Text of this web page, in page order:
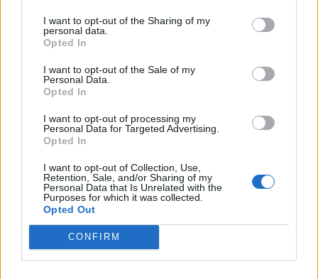
I want to opt-out of the Sharing of my
personal data.
Opted In
I want to opt-out of the Sale of my
Personal Data.
Opted In
I want to opt-out of processing my
Personal Data for Targeted Advertising.
Opted In
I want to opt-out of Collection, Use,
Retention, Sale, and/or Sharing of my
Personal Data that Is Unrelated with the
Purposes for which it was collected.
Opted Out
CONFIRM